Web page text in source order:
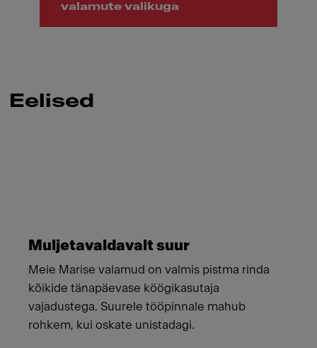
valamute valikuga
Eelised
Muljetavaldavalt suur
Meie Marise valamud on valmis pistma rinda
kõikide tänapäevase köögikasutaja
vajadustega. Suurele tööpinnale mahub
rohkem, kui oskate unistadagi.